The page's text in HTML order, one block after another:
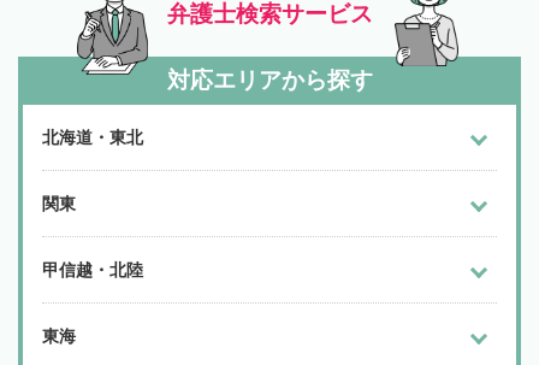
弁護士検索サービス
対応エリアから探す
北海道・東北
関東
甲信越・北陸
東海